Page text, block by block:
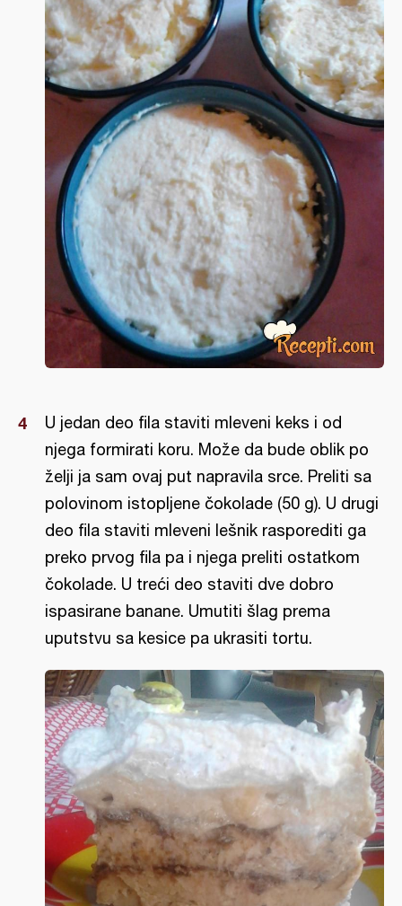
U jedan deo fila staviti mleveni keks i od
njega formirati koru. Može da bude oblik po
želji ja sam ovaj put napravila srce. Preliti sa
polovinom istopljene čokolade (50 g). U drugi
deo fila staviti mleveni lešnik rasporediti ga
preko prvog fila pa i njega preliti ostatkom
čokolade. U treći deo staviti dve dobro
ispasirane banane. Umutiti šlag prema
uputstvu sa kesice pa ukrasiti tortu.